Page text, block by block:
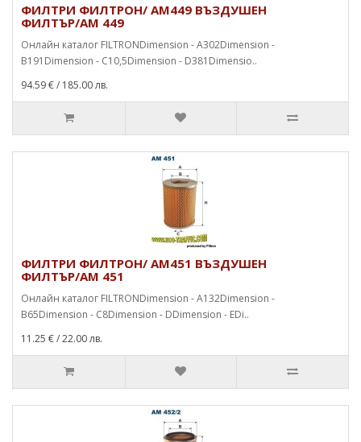
ФИЛТРИ ФИЛТРОН/ AM449 ВЪЗДУШЕН
ФИЛТЪР/AM 449
Онлайн каталог FILTRONDimension - A302Dimension -
B191Dimension - C10,5Dimension - D381Dimensio..
94.59 €/ 185.00 лв.
ФИЛТРИ ФИЛТРОН/ AM451 ВЪЗДУШЕН
ФИЛТЪР/AM 451
Онлайн каталог FILTRONDimension - A132Dimension -
B65Dimension - C8Dimension - DDimension - EDi..
11.25 €/ 22.00 лв.